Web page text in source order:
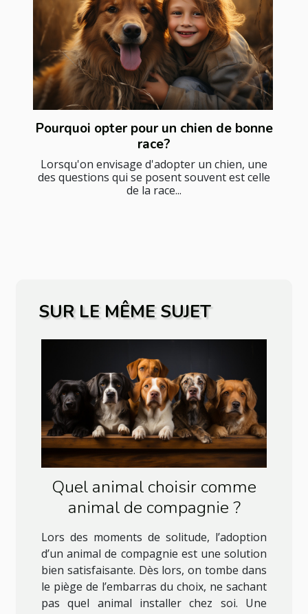
Pourquoi opter pour un chien de bonne
race?
Lorsqu'on envisage d'adopter un chien, une
des questions qui se posent souvent est celle
de la race...
SUR LE MÊME SUJET
Quel animal choisir comme
animal de compagnie ?
Lors des moments de solitude, l’adoption
d’un animal de compagnie est une solution
bien satisfaisante. Dès lors, on tombe dans
le piège de l’embarras du choix, ne sachant
pas quel animal installer chez soi. Une